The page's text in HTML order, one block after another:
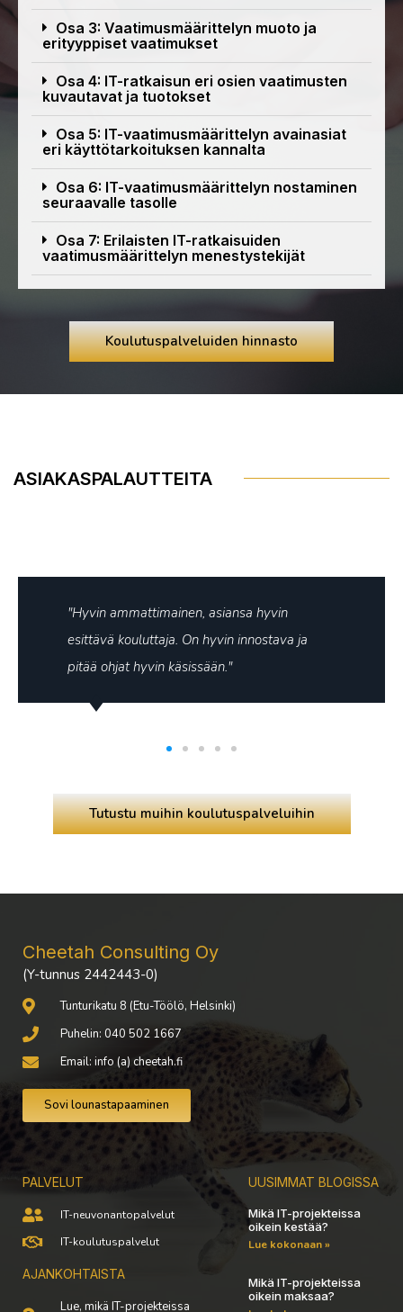
Osa 3: Vaatimusmäärittelyn muoto ja
erityyppiset vaatimukset
Osa 4: IT-ratkaisun eri osien vaatimusten
kuvautavat ja tuotokset
Osa 5: IT-vaatimusmäärittelyn avainasiat
eri käyttötarkoituksen kannalta
Osa 6: IT-vaatimusmäärittelyn nostaminen
seuraavalle tasolle
Osa 7: Erilaisten IT-ratkaisuiden
vaatimusmäärittelyn menestystekijät
Koulutuspalveluiden hinnasto
ASIAKASPALAUTTEITA
"Hyvin ammattimainen, asiansa hyvin
esittävä kouluttaja. On hyvin innostava ja
pitää ohjat hyvin käsissään."
Tutustu muihin koulutuspalveluihin
Cheetah Consulting Oy
(Y-tunnus 2442443-0)
Tunturikatu 8 (Etu-Töölö, Helsinki)
Puhelin: 040 502 1667
Email: info (a) cheetah.fi
Sovi lounastapaaminen
PALVELUT
IT-neuvonantopalvelut
IT-koulutuspalvelut
AJANKOHTAISTA
Lue, mikä IT-projekteissa
UUSIMMAT BLOGISSA
Mikä IT-projekteissa
oikein kestää?
Lue kokonaan »
Mikä IT-projekteissa
oikein maksaa?